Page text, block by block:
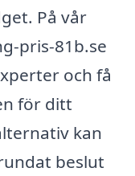
På vår
pris-81b.se
och få
för ditt
kan
beslut